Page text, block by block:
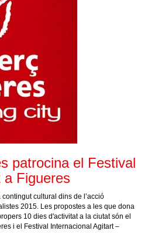
patrocina el Festival
a Figueres
cultural dins de l’acció
2015. Les propostes a les que dona
10 dies d'activitat a la ciutat són el
i el Festival Internacional Agitart –